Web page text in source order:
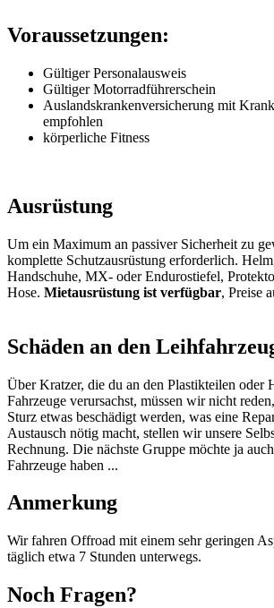
Voraussetzungen:
Gültiger Personalausweis
Gültiger Motorradführerschein
Auslandskrankenversicherung mit
empfohlen
körperliche Fitness
Ausrüstung
Um ein Maximum an passiver Sicherheit zu
komplette Schutzausrüstung erforderlich.
Handschuhe, MX- oder Endurostiefel,
Hose. Mietausrüstung ist verfügbar, Preise
Schäden an den
Über Kratzer, die du an den Plastikteilen oder
Fahrzeuge verursachst, müssen wir nicht
Sturz etwas beschädigt werden, was eine
Austausch nötig macht, stellen wir unsere
Rechnung. Die nächste Gruppe möchte ja
Fahrzeuge haben ...
Anmerkung
Wir fahren Offroad mit einem sehr geringen
täglich etwa 7 Stunden unterwegs.
Noch Fragen?